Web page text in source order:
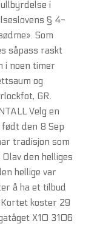
i
§ 4-
Som
såpass raskt
i noen timer
og
GR.
Velg en
den 8 Sep
tradisjon som
den helliges
hellige var
å ha et tilbud
koster 29
X10 3106